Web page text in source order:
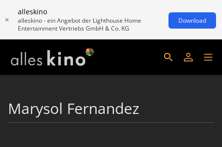
alleskino
alleskino - ein Angebot der Lighthouse Home
Entertainment Vertriebs GmbH & Co. KG
Download
Marysol Fernandez